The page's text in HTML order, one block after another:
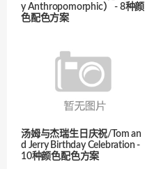
y Anthropomorphic） - 8种颜
色配色方案
汤姆与杰瑞生日庆祝/Tom an
d Jerry Birthday Celebration -
10种颜色配色方案